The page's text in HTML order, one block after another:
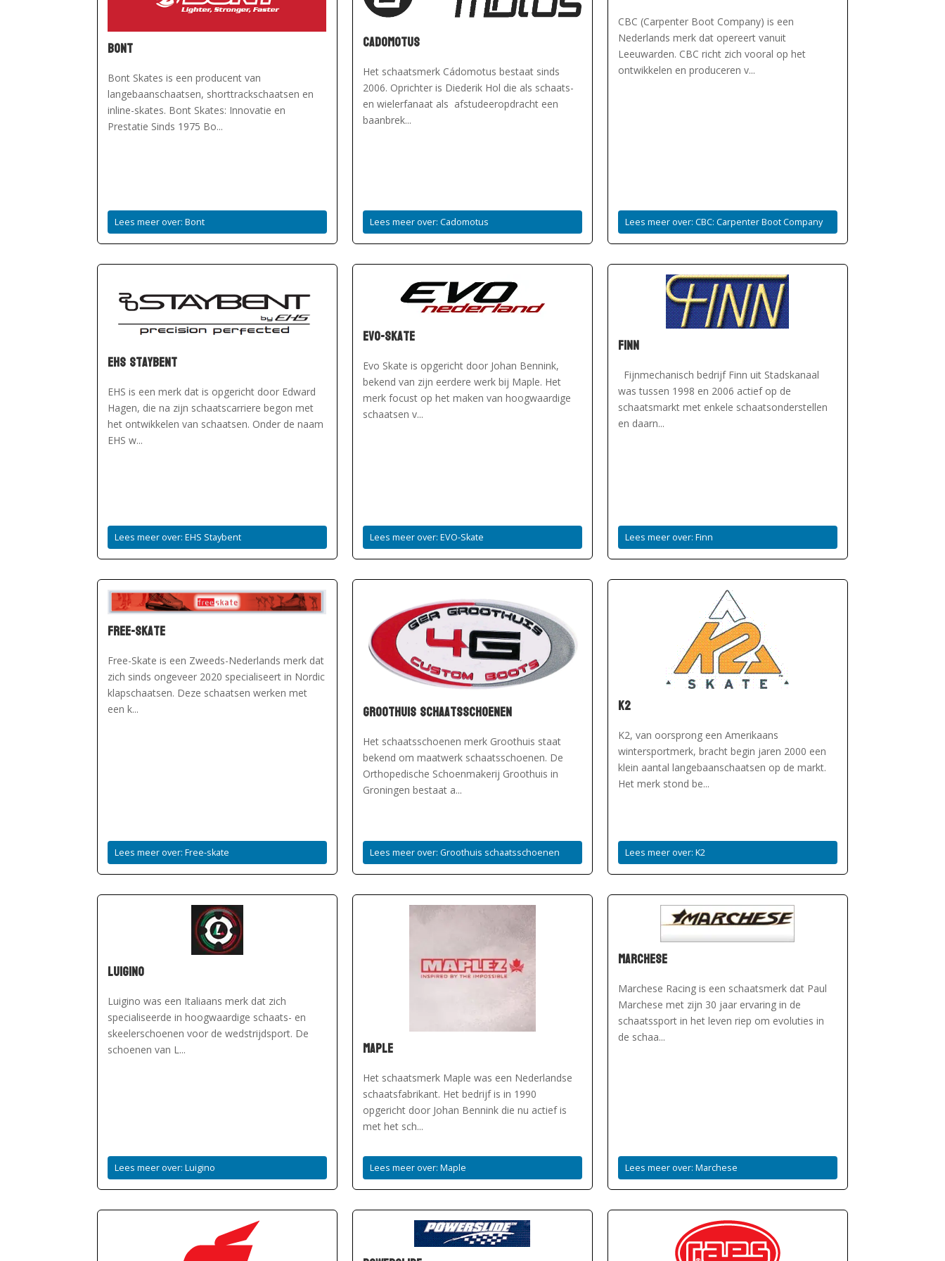
Bont
Bont Skates is een producent van
langebaanschaatsen, shorttrackschaatsen en
inline-skates. Bont Skates: Innovatie en
Prestatie Sinds 1975 Bo...
Lees meer over: Bont
Cadomotus
Het schaatsmerk Cádomotus bestaat sinds
2006. Oprichter is Diederik Hol die als schaats-
en wielerfanaat als afstudeeropdracht een
baanbrek...
Lees meer over: Cadomotus
CBC (Carpenter Boot Company) is een
Nederlands merk dat opereert vanuit
Leeuwarden. CBC richt zich vooral op het
ontwikkelen en produceren v...
Lees meer over: CBC: Carpenter Boot Company
EHS Staybent
EHS is een merk dat is opgericht door Edward
Hagen, die na zijn schaatscarriere begon met
het ontwikkelen van schaatsen. Onder de naam
EHS w...
Lees meer over: EHS Staybent
EVO-Skate
Evo Skate is opgericht door Johan Bennink,
bekend van zijn eerdere werk bij Maple. Het
merk focust op het maken van hoogwaardige
schaatsen v...
Lees meer over: EVO-Skate
Finn
Fijnmechanisch bedrijf Finn uit Stadskanaal
was tussen 1998 en 2006 actief op de
schaatsmarkt met enkele schaatsonderstellen
en daarn...
Lees meer over: Finn
Free-skate
Free-Skate is een Zweeds-Nederlands merk dat
zich sinds ongeveer 2020 specialiseert in Nordic
klapschaatsen. Deze schaatsen werken met
een k...
Lees meer over: Free-skate
Groothuis schaatsschoenen
Het schaatsschoenen merk Groothuis staat
bekend om maatwerk schaatsschoenen. De
Orthopedische Schoenmakerij Groothuis in
Groningen bestaat a...
Lees meer over: Groothuis schaatsschoenen
K2
K2, van oorsprong een Amerikaans
wintersportmerk, bracht begin jaren 2000 een
klein aantal langebaanschaatsen op de markt.
Het merk stond be...
Lees meer over: K2
Luigino
Luigino was een Italiaans merk dat zich
specialiseerde in hoogwaardige schaats- en
skeelerschoenen voor de wedstrijdsport. De
schoenen van L...
Lees meer over: Luigino
Maple
Het schaatsmerk Maple was een Nederlandse
schaatsfabrikant. Het bedrijf is in 1990
opgericht door Johan Bennink die nu actief is
met het sch...
Lees meer over: Maple
Marchese
Marchese Racing is een schaatsmerk dat Paul
Marchese met zijn 30 jaar ervaring in de
schaatssport in het leven riep om evoluties in
de schaa...
Lees meer over: Marchese